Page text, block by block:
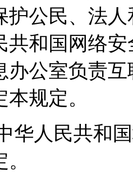
护公民、法
共和国网络
办公室负责
规定。
华人民共和